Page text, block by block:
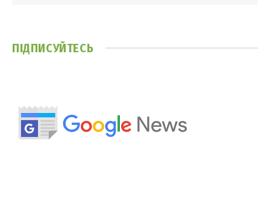
ПІДПИСУЙТЕСЬ